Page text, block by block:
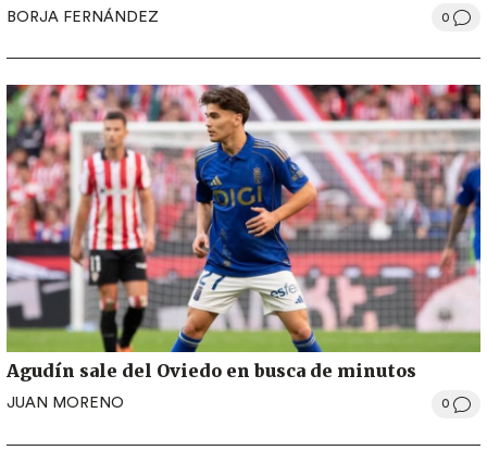
BORJA FERNÁNDEZ 0
Agudín sale del Oviedo en busca de minutos
JUAN MORENO 0